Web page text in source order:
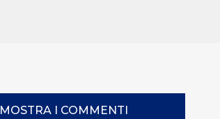
MOSTRA I COMMENTI